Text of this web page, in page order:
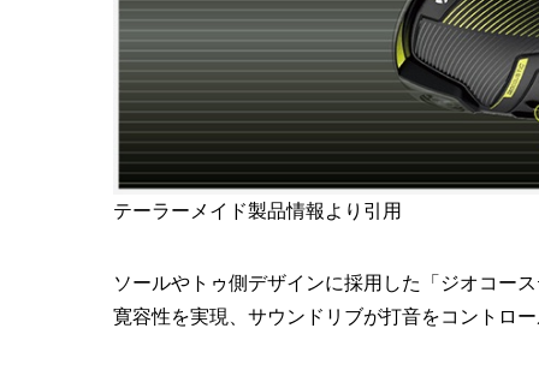
テーラーメイド製品情報より引用
ソールやトゥ側デザインに採用した「ジオコー
寛容性を実現、サウンドリブが打音をコントロ